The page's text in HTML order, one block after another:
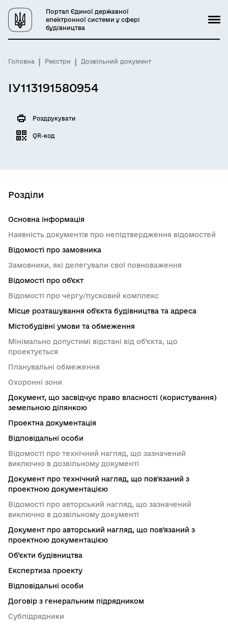
Портал Єдиної державної
електронної системи у сфері
будівництва
Головна Реєстри Дозвільний документ
ІУ113191580954
Роздрукувати
QR-код
Розділи
Основна інформація
Наявність документів про непідтвердження відомостей
Відомості про замовника
Замовники, які делегували свої повноваження
Відомості про об'єкт
Відомості про чергу/пусковий комплекс
Місце розташування об'єкта будівництва та адреса
Містобудівні умови та обмеження
Мінімально допустимі відстані від об’єкта, що
проектується
Планувальні обмеження
Охоронні зони
Документ, що засвідчує право власності (користування)
земельною ділянкою
Проектна документація
Відповідальні особи
Відомості про технічний нагляд, що зазначений
виключно в дозвільному документі
Документ про технічний нагляд, що пов'язаний з
проектною документацією
Відомості про авторський нагляд, що зазначений
виключно в дозвільному документі
Документ про авторський нагляд, що пов'язаний з
проектною документацією
Об’єкти будівництва
Експертиза проекту
Відповідальні особи
Договір з генеральним підрядником
Субпідрядники